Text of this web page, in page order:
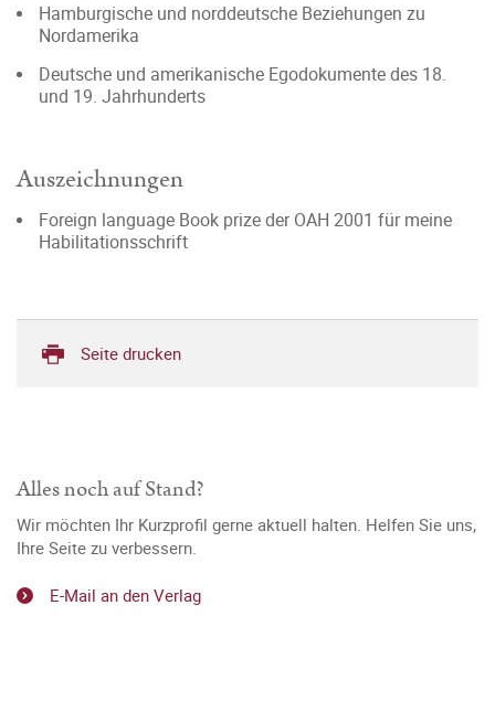
Hamburgische und norddeutsche Beziehungen zu
Nordamerika
Deutsche und amerikanische Egodokumente des 18.
und 19. Jahrhunderts
Auszeichnungen
Foreign language Book prize der OAH 2001 für meine
Habilitationsschrift
Seite drucken
Alles noch auf Stand?
Wir möchten Ihr Kurzprofil gerne aktuell halten. Helfen Sie uns,
Ihre Seite zu verbessern.
E-Mail an den Verlag